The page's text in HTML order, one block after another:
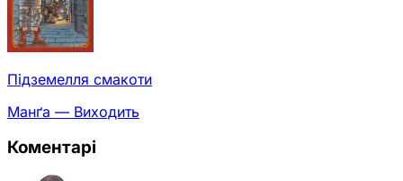
Підземелля смакоти
Манґа — Виходить
Коментарі